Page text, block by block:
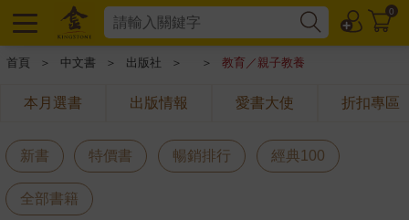
0
首頁 ＞ 中文書 ＞ 出版社 ＞ ＞ 教育／親子教養
本月選書 出版情報 愛書大使 折扣專區
新書 特價書 暢銷排行 經典100
全部書籍